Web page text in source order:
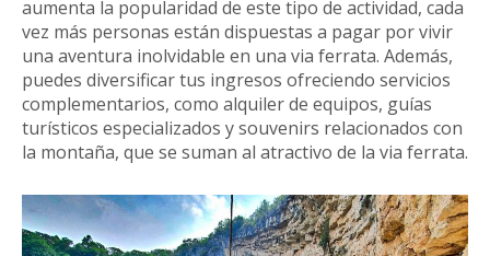
aumenta la popularidad de este tipo de actividad, cada
vez más personas están dispuestas a pagar por vivir
una aventura inolvidable en una via ferrata. Además,
puedes diversificar tus ingresos ofreciendo servicios
complementarios, como alquiler de equipos, guías
turísticos especializados y souvenirs relacionados con
la montaña, que se suman al atractivo de la via ferrata.